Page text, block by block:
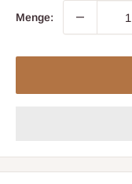
Menge: